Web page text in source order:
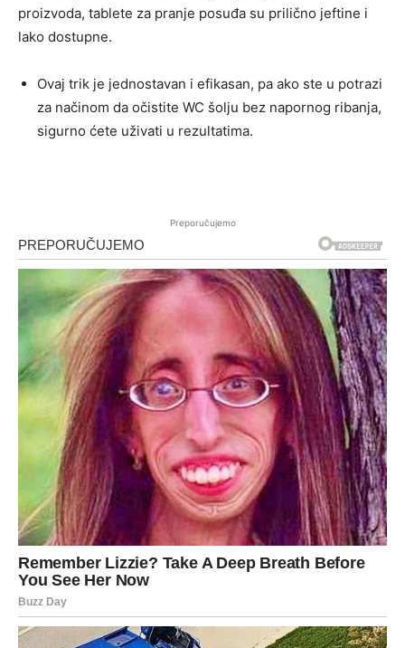
proizvoda, tablete za pranje posuđa su prilično jeftine i
lako dostupne.
Ovaj trik je jednostavan i efikasan, pa ako ste u potrazi
za načinom da očistite WC šolju bez napornog ribanja,
sigurno ćete uživati u rezultatima.
Preporučujemo